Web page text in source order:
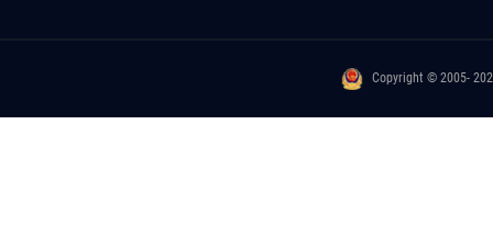
Copyright © 2005-